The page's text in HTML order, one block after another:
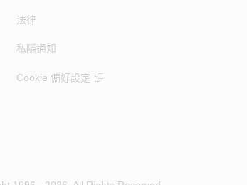
法律
私隱通知
Cookie 偏好設定